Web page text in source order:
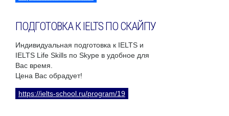
ПОДГОТОВКА К IELTS ПО СКАЙПУ
Индивидуальная подготовка к IELTS и
IELTS Life Skills по Skype в удобное для
Вас время.
Цена Вас обрадует!
https://ielts-school.ru/program/19